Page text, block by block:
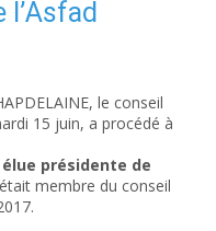
le conseil
15 juin, a procédé à
élue présidente de
membre du conseil